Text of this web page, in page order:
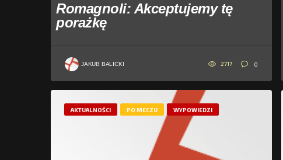
Romagnoli: Akceptujemy tę
porażkę
JAKUB BALICKI 2717 0
AKTUALNOŚCI PO MECZU WYPOWIEDZI